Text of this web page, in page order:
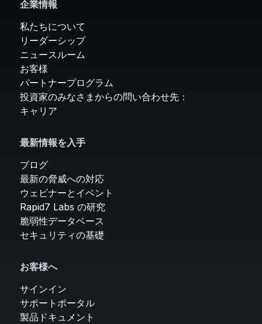
企業情報
私たちについて
リーダーシップ
ニュースルーム
お客様
パートナープログラム
投資家のみなさまからの問い合わせ先：
キャリア
最新情報を入手
ブログ
最新の脅威への対応
ウェビナーとイベント
Rapid7 Labs の研究
脆弱性データベース
セキュリティの基礎
お客様へ
サインイン
サポートポータル
製品ドキュメント